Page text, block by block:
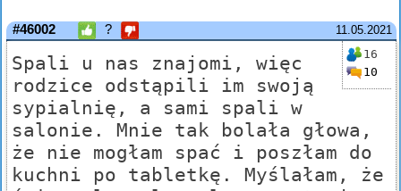
11.05.2021
#46002 ?
16
10
Spali u nas znajomi, więc
rodzice odstąpili im swoją
sypialnię, a sami spali w
salonie. Mnie tak bolała głowa,
że nie mogłam spać i poszłam do
kuchni po tabletkę. Myślałam, że